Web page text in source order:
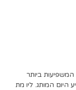
המשפיעות ביותר
​​היום המותג. ליו מת